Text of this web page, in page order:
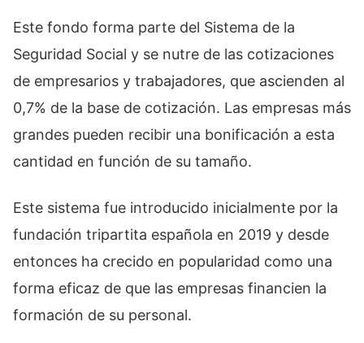
Este fondo forma parte del Sistema de la
Seguridad Social y se nutre de las cotizaciones
de empresarios y trabajadores, que ascienden al
0,7% de la base de cotización. Las empresas más
grandes pueden recibir una bonificación a esta
cantidad en función de su tamaño.
Este sistema fue introducido inicialmente por la
fundación tripartita española en 2019 y desde
entonces ha crecido en popularidad como una
forma eficaz de que las empresas financien la
formación de su personal.